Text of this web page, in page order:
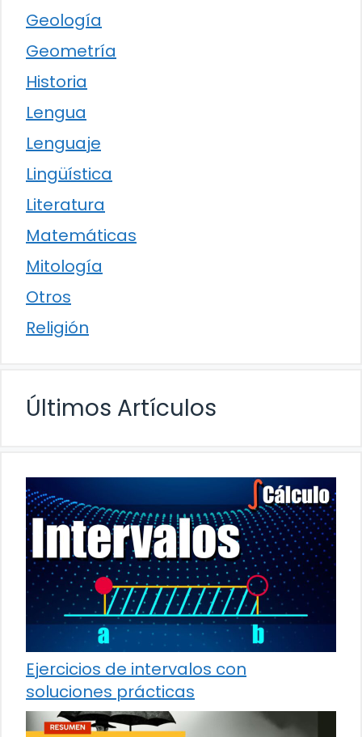
Geología
Geometría
Historia
Lengua
Lenguaje
Lingüística
Literatura
Matemáticas
Mitología
Otros
Religión
Últimos Artículos
Ejercicios de intervalos con
soluciones prácticas